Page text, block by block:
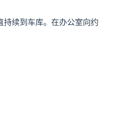
续到车库。在办公室向约